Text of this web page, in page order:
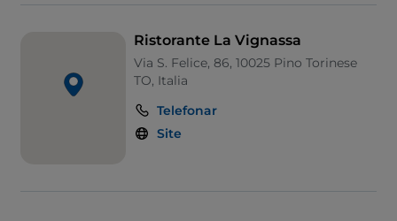
Ristorante La Vignassa
Via S. Felice, 86, 10025 Pino Torinese
TO, Italia
Telefonar
Site